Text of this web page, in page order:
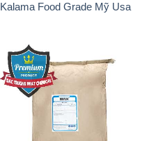
Kalama Food Grade Mỹ Usa